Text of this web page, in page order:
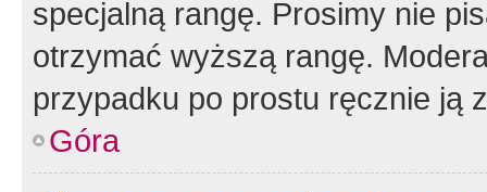
specjalną rangę. Prosimy nie
otrzymać wyższą rangę.
przypadku po prostu ręcznie ją
Góra